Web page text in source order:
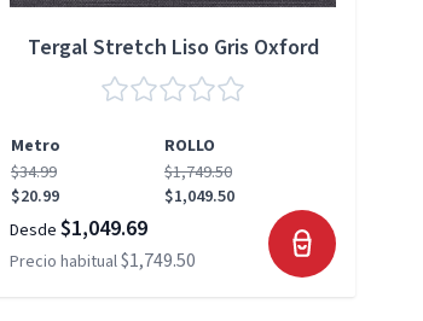
Tergal Stretch Liso Gris Oxford
Metro
ROLLO
$34.99
$20.99
$1,749.50
$1,049.50
Desde $1,049.69
Precio habitual$1,749.50